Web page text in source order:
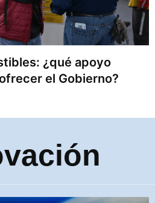
¿qué apoyo
el Gobierno?